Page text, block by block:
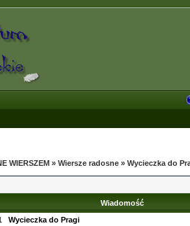
WIERSZEM » Wiersze radosne » Wycieczka do
Wiadomość
Wycieczka do Pragi